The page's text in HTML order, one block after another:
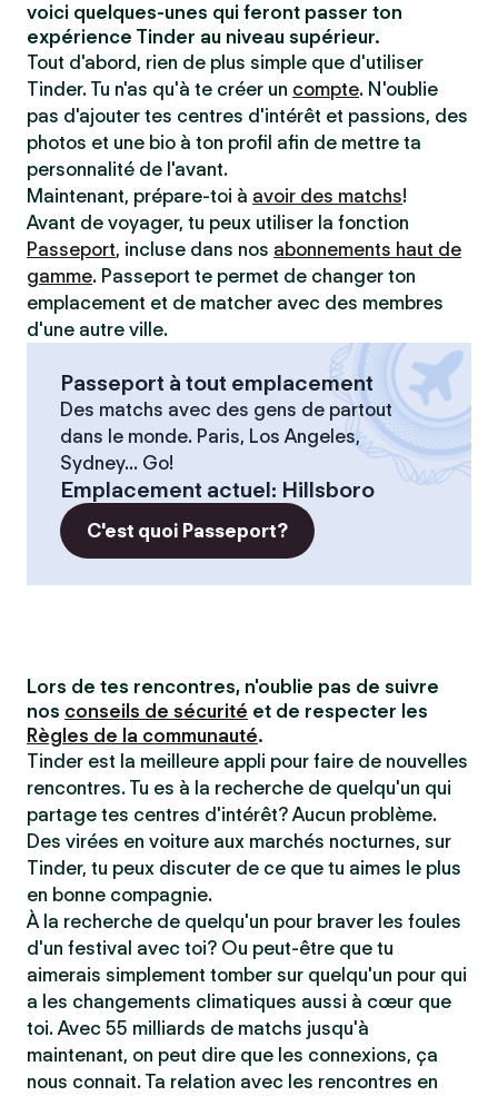
voici quelques-unes qui feront passer ton
expérience Tinder au niveau supérieur.
Tout d'abord, rien de plus simple que d'utiliser
Tinder. Tu n'as qu'à te créer un compte. N'oublie
pas d'ajouter tes centres d'intérêt et passions, des
photos et une bio à ton profil afin de mettre ta
personnalité de l'avant.
Maintenant, prépare-toi à avoir des matchs!
Avant de voyager, tu peux utiliser la fonction
Passeport, incluse dans nos abonnements haut de
gamme. Passeport te permet de changer ton
emplacement et de matcher avec des membres
d'une autre ville.
Passeport à tout emplacement
Des matchs avec des gens de partout
dans le monde. Paris, Los Angeles,
Sydney... Go!
Emplacement actuel: Hillsboro
C'est quoi Passeport?
Lors de tes rencontres, n'oublie pas de suivre
nos conseils de sécurité et de respecter les
Règles de la communauté.
Tinder est la meilleure appli pour faire de nouvelles
rencontres. Tu es à la recherche de quelqu'un qui
partage tes centres d'intérêt? Aucun problème.
Des virées en voiture aux marchés nocturnes, sur
Tinder, tu peux discuter de ce que tu aimes le plus
en bonne compagnie.
À la recherche de quelqu'un pour braver les foules
d'un festival avec toi? Ou peut-être que tu
aimerais simplement tomber sur quelqu'un pour qui
a les changements climatiques aussi à cœur que
toi. Avec 55 milliards de matchs jusqu'à
maintenant, on peut dire que les connexions, ça
nous connait. Ta relation avec les rencontres en